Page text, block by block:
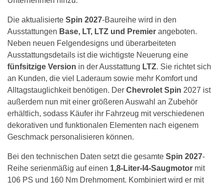
Die aktualisierte Spin 2027-Baureihe wird in den
Ausstattungen Base, LT, LTZ und Premier angeboten.
Neben neuen Felgendesigns und überarbeiteten
Ausstattungsdetails ist die wichtigste Neuerung eine
fünfsitzige Version in der Ausstattung LTZ. Sie richtet sich
an Kunden, die viel Laderaum sowie mehr Komfort und
Alltagstauglichkeit benötigen. Der Chevrolet Spin 2027 ist
außerdem nun mit einer größeren Auswahl an Zubehör
erhältlich, sodass Käufer ihr Fahrzeug mit verschiedenen
dekorativen und funktionalen Elementen nach eigenem
Geschmack personalisieren können.
Bei den technischen Daten setzt die gesamte Spin 2027-
Reihe serienmäßig auf einen 1,8-Liter-I4-Saugmotor mit
106 PS und 160 Nm Drehmoment. Kombiniert wird er mit